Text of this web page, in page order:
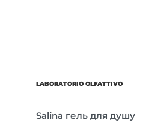
LABORATORIO OLFATTIVO
Salina гель для душу